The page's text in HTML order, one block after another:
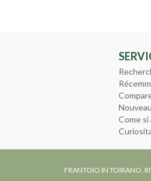
Come si
FRANTOIO IN TOIRANO,